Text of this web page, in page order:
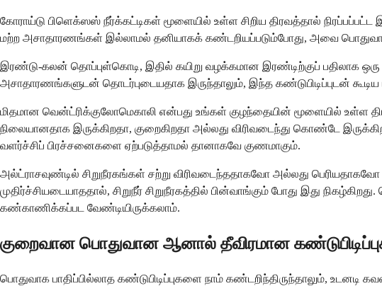
கோராய்டு பிளெக்ஸஸ் நீர்க்கட்டிகள் மூளையில் உள்ள சிறிய திரவத்தால்
மற்ற அசாதாரணங்கள் இல்லாமல் தனியாகக் கண்டறியப்படும்போது, ​​அவை பொதுவாக
இரண்டு-கலன் தொப்புள்கொடி, இதில் கயிறு வழக்கமான இரண்டிற்குப் பதிலாக
அசாதாரணங்களுடன் தொடர்புடையதாக இருந்தாலும், இந்த கண்டுபிடிப்புடன்
மிதமான வென்ட்ரிக்குலோமெகாலி என்பது உங்கள் குழந்தையின் மூளையில் உள்ள
நிலையானதாக இருக்கிறதா, குறைகிறதா அல்லது விரிவடைந்து கொண்டே
வளர்ச்சிப் பிரச்சனைகளை ஏற்படுத்தாமல் தானாகவே குணமாகும்.
அல்ட்ராசவுண்டில் சிறுநீரகங்கள் சற்று விரிவடைந்ததாகவோ அல்லது
முதிர்ச்சியடையாததால், சிறுநீர் சிறுநீரகத்தில் பின்வாங்கும் போது இது
கண்காணிக்கப்பட வேண்டியிருக்கலாம்.
குறைவான பொதுவான ஆனால் தீவிரமான
பொதுவாக பாதிப்பில்லாத கண்டுபிடிப்புகளை நாம் கண்டறிந்திருந்தாலும்,